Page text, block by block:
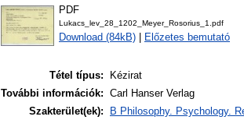
PDF
Lukacs_lev_28_1202_Meyer_Rosorius_1.pdf
Download (84kB) Előzetes bemutató
Tétel típus:
Kézirat
További információk: Carl Hanser Verlag
Szakterület(ek):
B Philosophy. Psychology.